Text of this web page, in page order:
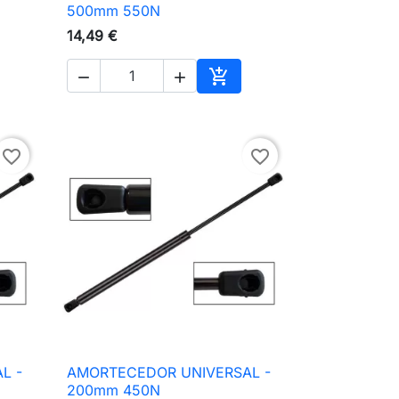
ao carrinho
500mm 550N
14,49 €
  
Adicionar ao carrinho
favorite_border
-
favorite_border
 Vista rápida
AMORTECEDOR UNIVERSAL -
200mm 450N